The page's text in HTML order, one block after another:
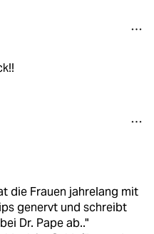
die Frauen jahrelang mit
genervt und schreibt
Dr. Pape ab.."